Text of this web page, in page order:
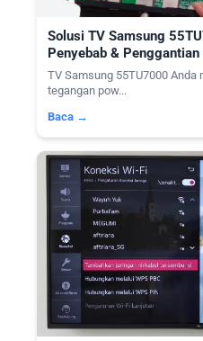
Solusi TV Samsung
Penyebab & Penggantian
TV Samsung 55TU7000 Anda
tegangan pow...
Baca →